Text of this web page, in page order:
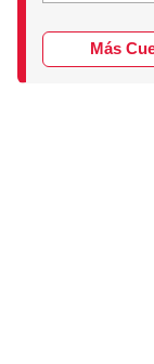
Más